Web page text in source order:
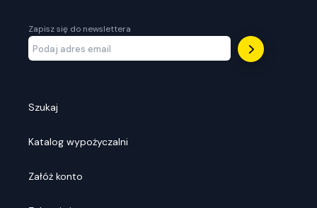
Zapisz się do newslettera
Szukaj
Katalog wypożyczalni
Załóż konto